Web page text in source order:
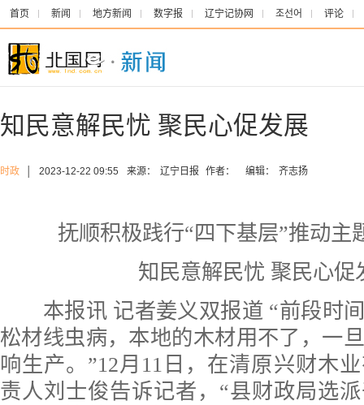
首页 新闻 地方新闻 数字报 辽宁记协网 조선어 评论
知民意解民忧 聚民心促发展
时政 2023-12-22 09:55 来源： 辽宁日报 作者： 编辑： 齐志扬
抚顺积极践行“四下基层”推动主
知民意解民忧 聚民心促
本报讯 记者姜义双报道 “前段时间
松材线虫病，本地的木材用不了，一
响生产。”12月11日，在清原兴财木
责人刘士俊告诉记者，“县财政局选